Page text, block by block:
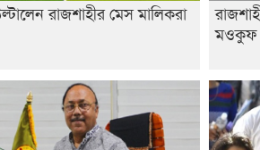
রাজশাহীর মেস মালিকরা
মওকুফ